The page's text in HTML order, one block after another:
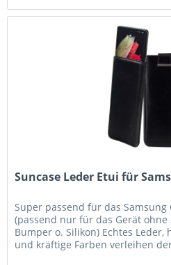
Suncase Leder Etui für
Super passend für das Samsung
(passend nur für das Gerät ohne
Bumper o. Silikon) Echtes
und kräftige Farben verleihen